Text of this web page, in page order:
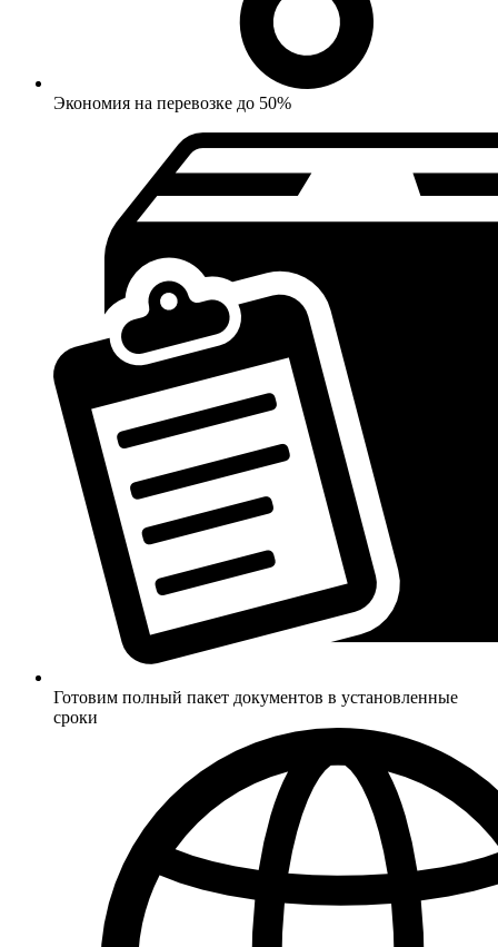
Экономия на перевозке до 50%
Готовим полный пакет документов в установленные
сроки